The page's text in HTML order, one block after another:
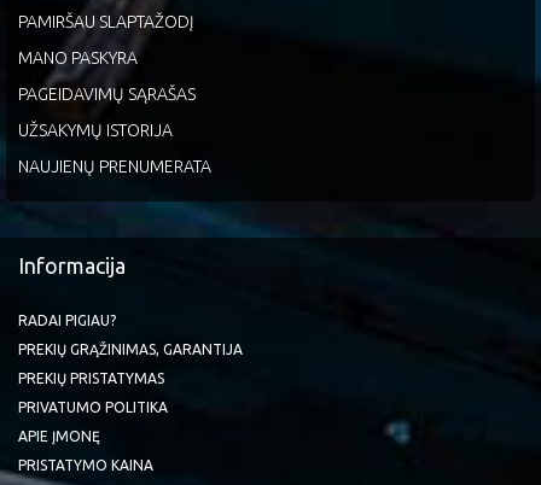
PAMIRŠAU SLAPTAŽODĮ
MANO PASKYRA
PAGEIDAVIMŲ SĄRAŠAS
UŽSAKYMŲ ISTORIJA
NAUJIENŲ PRENUMERATA
Informacija
RADAI PIGIAU?
PREKIŲ GRĄŽINIMAS, GARANTIJA
PREKIŲ PRISTATYMAS
PRIVATUMO POLITIKA
APIE ĮMONĘ
PRISTATYMO KAINA